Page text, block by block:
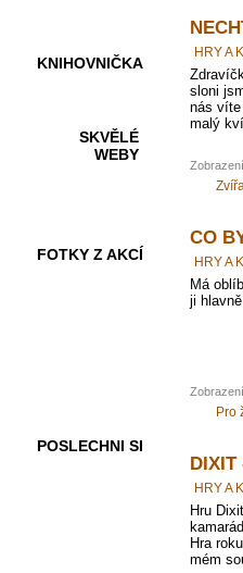
KNIHOVNIČKA
SKVĚLÉ
WEBY
FOTKY Z AKCÍ
POSLECHNI SI
HRY A
sloni
nás
malý
CO
HRY A
Má
ji
Pro
DIXIT
HRY A
Hru
Hra
mém